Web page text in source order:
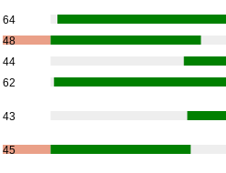
64
48
44
62
43
45